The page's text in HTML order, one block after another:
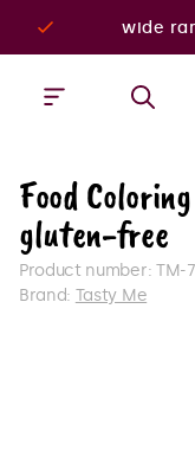
wide
Food
gluten-free
Product number: TM-
Brand: Tasty Me